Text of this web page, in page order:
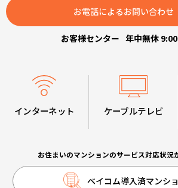
お電話によるお問い合わせ
お客様センター 年中無休
インターネット ケーブルテレビ
お住まいのマンションのサービス対応状況
ベイコム導入済マンシ